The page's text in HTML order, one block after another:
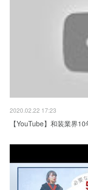
2020.02.22 17:23
【YouTube】和装業界